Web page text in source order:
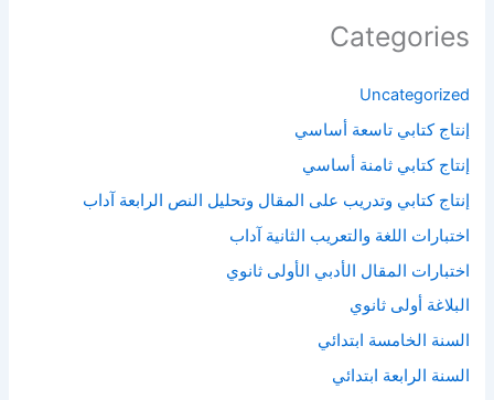
Categories
Uncategorized
إنتاج كتابي تاسعة أساسي
إنتاج كتابي ثامنة أساسي
إنتاج كتابي وتدريب على المقال وتحليل النص الرابعة آداب
اختبارات اللغة والتعريب الثانية آداب
اختبارات المقال الأدبي الأولى ثانوي
البلاغة أولى ثانوي
السنة الخامسة ابتدائي
السنة الرابعة ابتدائي